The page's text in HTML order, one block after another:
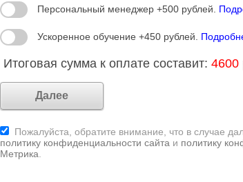
Персональный менеджер +500 рублей.
Ускоренное обучение +450 рублей.
Итоговая сумма к оплате составит: 4600
Пожалуйста, обратите внимание, что в случае
политику конфиденциальности сайта и политику
Метрика